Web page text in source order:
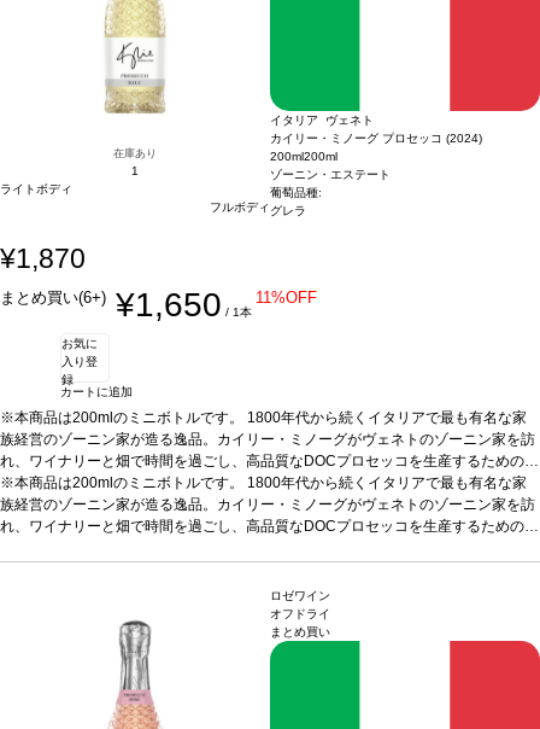
同様の場合は自動的に次のヴィンテージに変更されます、
ご了承ください。
在庫あり
1
ライトボディ
フルボディ
イタリア ヴェネト
カイリー・ミノーグ プロセッコ (2024)
200ml200ml
ゾーニン・エステート
葡萄品種:
グレラ
¥1,870
まとめ買い(6+) ¥1,650 / 1本
11%OFF
お気に
入り登
録
カートに追加
※本商品は200mlのミニボトルです。 1800年代から続くイタリアで最も有名な家
族経営のゾーニン家が造る逸品。カイリー・ミノーグがヴェネトのゾーニン家を訪
れ、ワイナリーと畑で時間を過ごし、高品質なDOCプロセッコを生産するための完
璧なパートナーを見つけたことが始まりです。テイスティングノート明るく淡い
麦わら色で、きめ細かく繊細なペルラージュが立ち上る。魅力的なブーケは濃く、
フルーティで芳醇、青りんご、洋ナシ、ほのかな花を伴う。 合う料理様々な食事
サーモンのグリルや白身魚のポシェ、鶏肉や七面鳥などの白身肉をじっくりと煮込
んだ料理 軽食：新鮮な野菜、軽くて香ばしいペイストリーやキッシュ デザート：
新鮮なベリー類、タルトやシャーベットなどフルーツのデザート、パンナコッタや
葡萄品種
*本ヴィンテージが在庫切れの場合、在庫が
あり価格が同様の場合は自動的に次のヴィンテージに変更されます、ご了承くださ
※本商品は200mlのミニボトルです。 1800年代から続くイタリアで最も有名な家
族経営のゾーニン家が造る逸品。カイリー・ミノーグがヴェネトのゾーニン家を訪
れ、ワイナリーと畑で時間を過ごし、高品質なDOCプロセッコを生産するための完
フルーティで芳醇、青りんご、洋ナシ、ほのかな花を伴う。
とよく合う： 前菜：生ハムとチーズのシャルキュトリ、軽いブルスケッタやクロス
ティーニ メインディッシュ：野菜のリゾット、サラダやシーフードのセビーチェ、
サーモンのグリルや白身魚のポシェ、鶏肉や七面鳥などの白身肉をじっくりと煮込
んだ料理 軽食：新鮮な野菜、軽くて香ばしいペイストリーやキッシュ デザート：
新鮮なベリー類、タルトやシャーベットなどフルーツのデザート、パンナコッタや
葡萄品種
ロゼワイン
オフドライ
まとめ買い